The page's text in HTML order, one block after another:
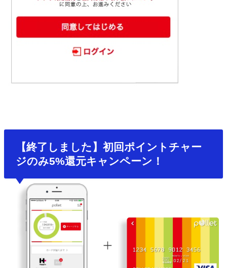
【終了しました】初回ポイントチャー
ジのみ5%還元キャンペーン！